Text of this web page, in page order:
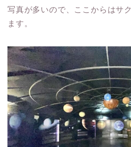
写真が多いので、ここからはサ
ます。